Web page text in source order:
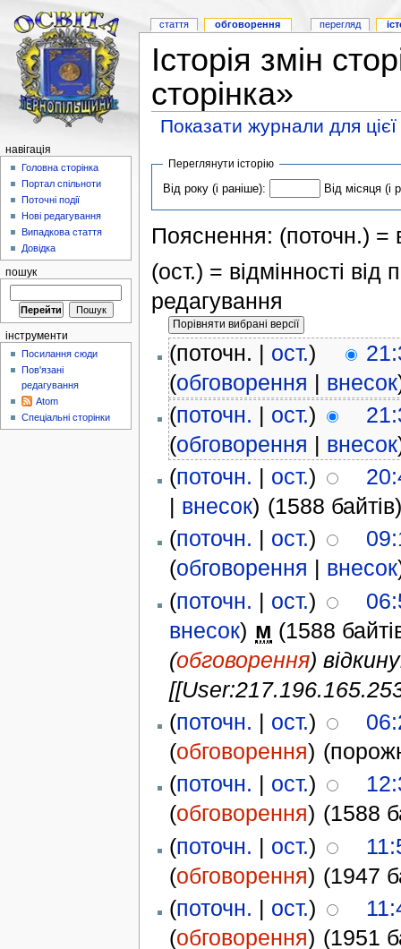
Історія змін
сторінка»
Показати журнали для цієї
Переглянути історію
Від року (і раніше): Від місяця (і
Пояснення: (поточн.) =
(ост.) = відмінності від
редагування
(поточн. | ост.)
(обговорення | внесок
(поточн. | ост.)
(обговорення | внесок
(поточн. | ост.)
| внесок) (1588
(поточн. | ост.)
(обговорення | внесок
(поточн. | ост.)
внесок) м (1588
(обговорення)
(поточн. | ост.)
(обговорення)
(поточн. | ост.)
(обговорення) (1588
(поточн. | ост.)
(обговорення) (1947
(поточн. | ост.)
(обговорення) (1951
стаття обговорення перегляд
навігація
Головна сторінка
Портал спільноти
Поточні події
Нові редагування
Випадкова стаття
Довідка
пошук
інструменти
Посилання сюди
Пов'язані
редагування
Atom
Спеціальні сторінки